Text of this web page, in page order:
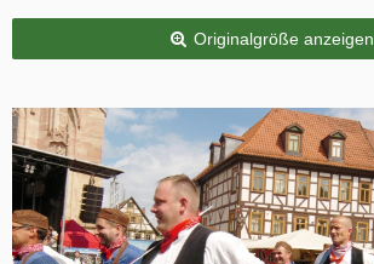
Originalgröße anzeigen